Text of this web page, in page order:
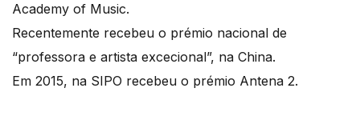
Academy of Music.
Recentemente recebeu o prémio nacional de
“professora e artista excecional”, na China.
Em 2015, na SIPO recebeu o prémio Antena 2.